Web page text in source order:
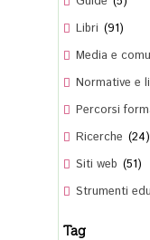
(91)
(24)
(51)
Tag